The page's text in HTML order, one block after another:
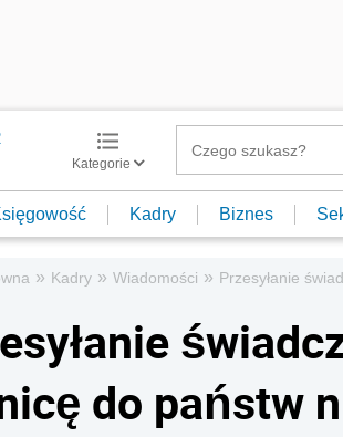
Kategorie
Kadry Biznes
» Kadry » Wiadomości » Przesyłanie
do państw